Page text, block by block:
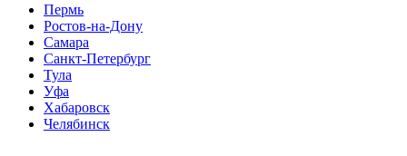
Пермь
Ростов-на-Дону
Самара
Санкт-Петербург
Тула
Уфа
Хабаровск
Челябинск